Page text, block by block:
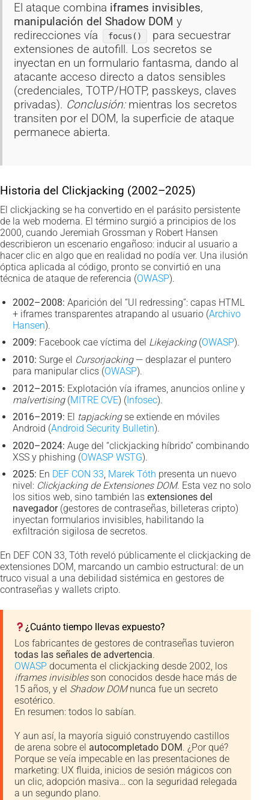
El ataque combina iframes invisibles,
manipulación del Shadow DOM y
redirecciones vía
focus()
para secuestrar
extensiones de autofill. Los secretos se
inyectan en un formulario fantasma, dando al
atacante acceso directo a datos sensibles
(credenciales, TOTP/HOTP, passkeys, claves
privadas). Conclusión:mientras los secretos
transiten por el DOM, la superficie de ataque
permanece abierta.
Historia del Clickjacking (2002–2025)
El clickjacking se ha convertido en el parásito persistente
de la web moderna. El término surgió a principios de los
2000, cuando Jeremiah Grossman y Robert Hansen
describieron un escenario engañoso: inducir al usuario a
hacer clic en algo que en realidad no podía ver. Una ilusión
óptica aplicada al código, pronto se convirtió en una
técnica de ataque de referencia (OWASP).
2002–2008: Aparición del “UI redressing”: capas HTML
+ iframes transparentes atrapando al usuario (Archivo
Hansen).
2009: Facebook cae víctima del Likejacking(OWASP).
2010: Surge el Cursorjacking— desplazar el puntero
para manipular clics (OWASP).
2012–2015: Explotación vía iframes, anuncios online y
malvertising(MITRE CVE) (Infosec).
2016–2019: El tapjackingse extiende en móviles
Android (Android Security Bulletin).
2020–2024: Auge del “clickjacking híbrido” combinando
XSS y phishing (OWASP WSTG).
2025: En DEF CON 33, Marek Tóth presenta un nuevo
nivel: Clickjacking de Extensiones DOM. Esta vez no solo
los sitios web, sino también las extensiones del
navegador(gestores de contraseñas, billeteras cripto)
inyectan formularios invisibles, habilitando la
exfiltración sigilosa de secretos.
En DEF CON 33, Tóth reveló públicamente el clickjacking de
extensiones DOM, marcando un cambio estructural: de un
truco visual a una debilidad sistémica en gestores de
contraseñas y wallets cripto.
¿Cuánto tiempo llevas expuesto?
Los fabricantes de gestores de contraseñas tuvieron
todas las señales de advertencia.
OWASP documenta el clickjacking desde 2002, los
iframes invisiblesson conocidos desde hace más de
15 años, y el Shadow DOMnunca fue un secreto
esotérico.
En resumen: todos lo sabían.
Y aun así, la mayoría siguió construyendo castillos
de arena sobre el autocompletado DOM. ¿Por qué?
Porque se veía impecable en las presentaciones de
marketing: UX fluida, inicios de sesión mágicos con
un clic, adopción masiva… con la seguridad relegada
a un segundo plano.